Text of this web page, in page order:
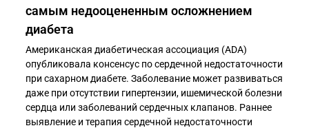
самым недооцененным осложнением
диабета
Американская диабетическая ассоциация (ADA)
опубликовала консенсус по сердечной недостаточности
при сахарном диабете. Заболевание может развиваться
даже при отсутствии гипертензии, ишемической болезни
сердца или заболеваний сердечных клапанов. Раннее
выявление и терапия сердечной недостаточности